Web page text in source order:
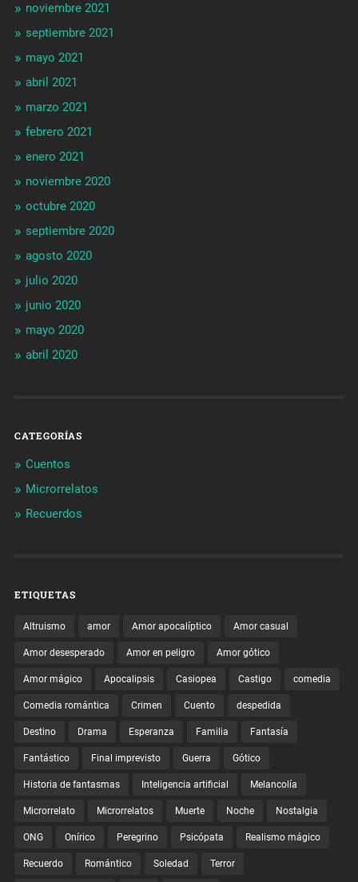
noviembre 2021
septiembre 2021
mayo 2021
abril 2021
marzo 2021
febrero 2021
enero 2021
noviembre 2020
octubre 2020
septiembre 2020
agosto 2020
julio 2020
junio 2020
mayo 2020
abril 2020
CATEGORÍAS
Cuentos
Microrrelatos
Recuerdos
ETIQUETAS
Altruismo amor Amor apocalíptico Amor casual
Amor desesperado Amor en peligro Amor gótico
Amor mágico Apocalipsis Casiopea Castigo comedia
Comedia romántica Crimen Cuento despedida
Destino Drama Esperanza Familia Fantasía
Fantástico Final imprevisto Guerra Gótico
Historia de fantasmas Inteligencia artificial Melancolía
Microrrelato Microrrelatos Muerte Noche Nostalgia
ONG Onírico Peregrino Psicópata Realismo mágico
Recuerdo Romántico Soledad Terror